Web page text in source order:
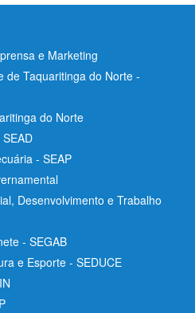
e Marketing
de Taquaritinga do Norte -
do Norte
- SEAP
Desenvolvimento e Trabalho
- SEGAB
e Esporte - SEDUCE